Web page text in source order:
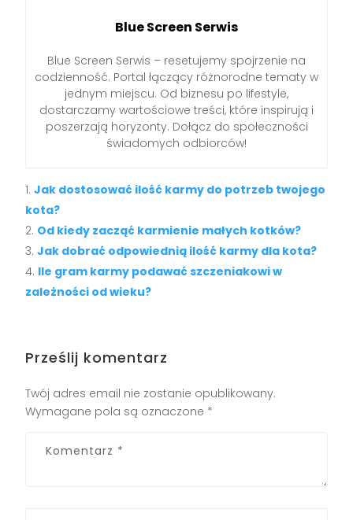
Blue Screen Serwis
Blue Screen Serwis – resetujemy spojrzenie na
codzienność. Portal łączący różnorodne tematy w
jednym miejscu. Od biznesu po lifestyle,
dostarczamy wartościowe treści, które inspirują i
poszerzają horyzonty. Dołącz do społeczności
świadomych odbiorców!
Jak dostosować ilość karmy do potrzeb twojego
kota?
Od kiedy zacząć karmienie małych kotków?
Jak dobrać odpowiednią ilość karmy dla kota?
Ile gram karmy podawać szczeniakowi w
zależności od wieku?
Prześlij komentarz
Twój adres email nie zostanie opublikowany.
Wymagane pola są oznaczone *